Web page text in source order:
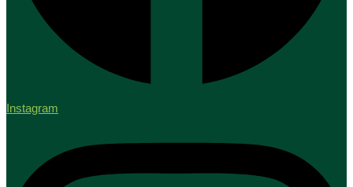
Instagram